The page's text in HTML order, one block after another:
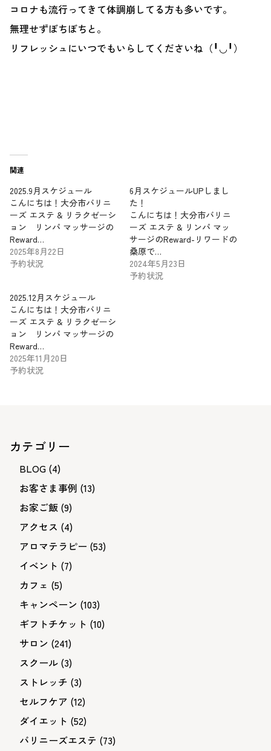
コロナも流行ってきて体調崩してる方も多いです。
無理せずぼちぼちと。
リフレッシュにいつでもいらしてくださいね（╹◡╹）
関連
2025.9月スケジュール
こんにちは！大分市バリニ
ーズ エステ & リラクゼーシ
ョン リンパ マッサージの
Reward…
2025年8月22日
予約状況
6月スケジュールUPしまし
た！
こんにちは！大分市バリニ
ーズ エステ & リンパ マッ
サージのReward-リワードの
桑原で…
2024年5月23日
予約状況
2025.12月スケジュール
こんにちは！大分市バリニ
ーズ エステ & リラクゼーシ
ョン リンパ マッサージの
Reward…
2025年11月20日
予約状況
カテゴリー
BLOG (4)
お客さま事例 (13)
お家ご飯 (9)
アクセス (4)
アロマテラピー (53)
イベント (7)
カフェ (5)
キャンペーン (103)
ギフトチケット (10)
サロン (241)
スクール (3)
ストレッチ (3)
セルフケア (12)
ダイエット (52)
バリニーズエステ (73)